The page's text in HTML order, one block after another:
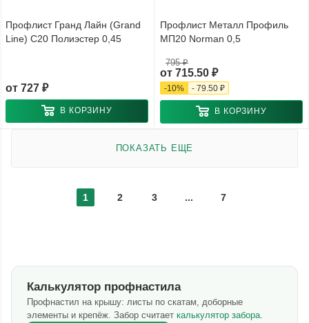
Профлист Гранд Лайн (Grand
Line) С20 Полиэстер 0,45
от 727 ₽
В КОРЗИНУ
Профлист Металл Профиль
МП20 Norman 0,5
от 715.50 ₽
795 ₽
-10% - 79.50 ₽
В КОРЗИНУ
ПОКАЗАТЬ ЕЩЕ
1 2 3 ... 7
Калькулятор профнастила
Профнастил на крышу: листы по скатам, доборные
элементы и крепёж. Забор считает калькулятор забора.